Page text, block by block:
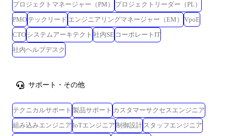
プロジェクトマネージャー（PM）
プロジェクトリーダー（PL）
PMO テックリード エンジニアリングマネージャー（EM）
VpoE
CTO システムアーキテクト 社内SE コーポレートIT
社内ヘルプデスク
サポート・その他
テクニカルサポート 製品サポート カスタマーサクセスエンジニア
組み込みエンジニア IoTエンジニア 制御設計 スタッフエンジニア